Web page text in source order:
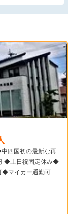
-◆土日祝固定休み◆
◆マイカー通勤可